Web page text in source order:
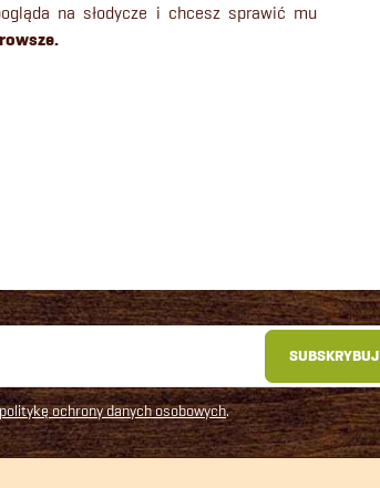
na słodycze i chcesz sprawić mu
politykę ochrony danych osobowych.
SUBSKRYBUJ